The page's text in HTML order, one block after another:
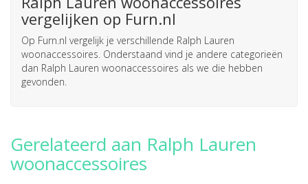
vergelijken op Furn.nl
Op Furn.nl vergelijk je verschillende Ralph Lauren
woonaccessoires. Onderstaand vind je andere categorieën
dan Ralph Lauren woonaccessoires als we die hebben
gevonden.
Gerelateerd aan Ralph Lauren
woonaccessoires